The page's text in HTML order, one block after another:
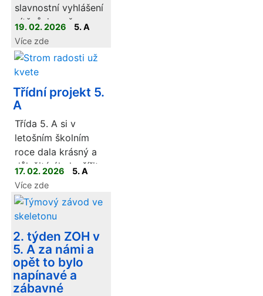
slavnostní vyhlášení
vítězů, jemuž
předcházela ještě
poslední disciplína
- biatlonový závod.
19. 02. 2026
5. A
Více zde
Třídní projekt 5.
A
Třída 5. A si v
letošním školním
roce dala krásný a
důležitý úkol – šířit
po celé škole
radost.
17. 02. 2026
5. A
Více zde
2. týden ZOH v
5. A za námi a
opět to bylo
napínavé a
zábavné